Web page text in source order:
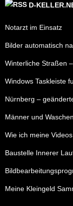
D-
Notarzt im Einsatz
Bilder automatisch
Winterliche Straßen
Windows Taskleiste
Nürnberg –
Männer und
Wie ich meine
Baustelle Innerer
Meine Kleingeld